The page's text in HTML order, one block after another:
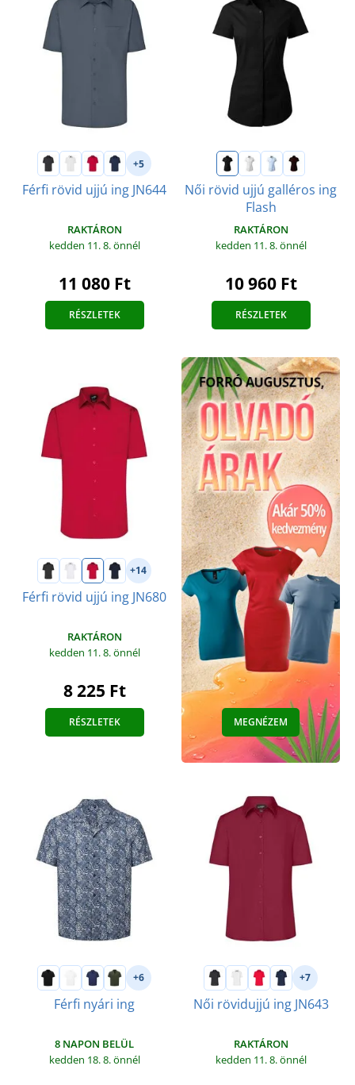
+5
Férfi rövid ujjú ing JN644
RAKTÁRON
kedden 11. 8.önnél
11 080 Ft
RÉSZLETEK
Női rövid ujjú galléros ing
Flash
RAKTÁRON
kedden 11. 8.önnél
10 960 Ft
RÉSZLETEK
+14
Férfi rövid ujjú ing JN680
RAKTÁRON
kedden 11. 8.önnél
8 225 Ft
RÉSZLETEK MEGNÉZEM
+6
Férfi nyári ing
8 NAPON BELÜL
kedden 18. 8.önnél
+7
Női rövidujjú ing JN643
RAKTÁRON
kedden 11. 8.önnél